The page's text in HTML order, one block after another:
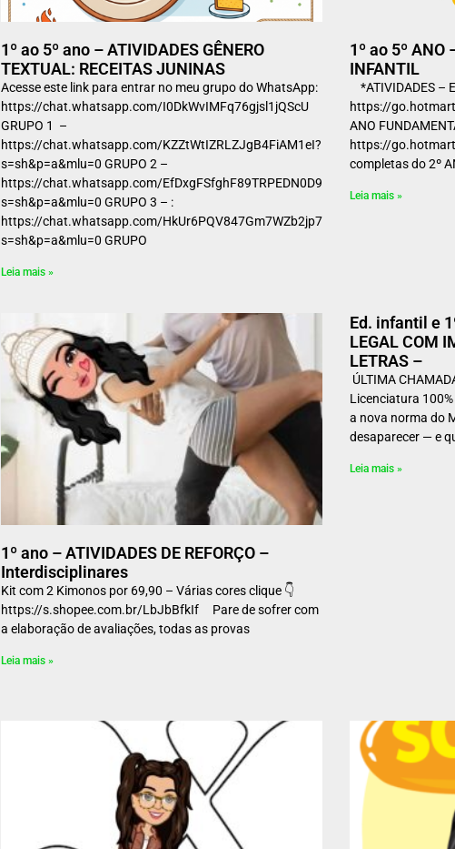
1º ao 5º ano – ATIVIDADES GÊNERO
TEXTUAL: RECEITAS JUNINAS
Acesse este link para entrar no meu grupo do WhatsApp:
https://chat.whatsapp.com/I0DkWvIMFq76gjsl1jQScU
GRUPO 1 –
https://chat.whatsapp.com/KZZtWtIZRLZJgB4FiAM1eI?
s=sh&p=a&mlu=0 GRUPO 2 –
https://chat.whatsapp.com/EfDxgFSfghF89TRPEDN0D9?
s=sh&p=a&mlu=0 GRUPO 3 – :
https://chat.whatsapp.com/HkUr6PQV847Gm7WZb2jp7a?
s=sh&p=a&mlu=0 GRUPO
Leia mais »
1º ao 5º ANO
INFANTIL
*ATIVIDADES –
https://
ANO
https://
completas do 2º
Leia mais »
1º ano – ATIVIDADES DE REFORÇO –
Interdisciplinares
Kit com 2 Kimonos por 69,90 – Várias cores clique 👇
https://s.shopee.com.br/LbJbBfkIf Pare de sofrer com
a elaboração de avaliações, todas as provas
Leia mais »
Ed. infantil e
LEGAL COM
LETRAS –
ÚLTIMA
Licenciatura 100%
a nova norma do
desaparecer — e
Leia mais »